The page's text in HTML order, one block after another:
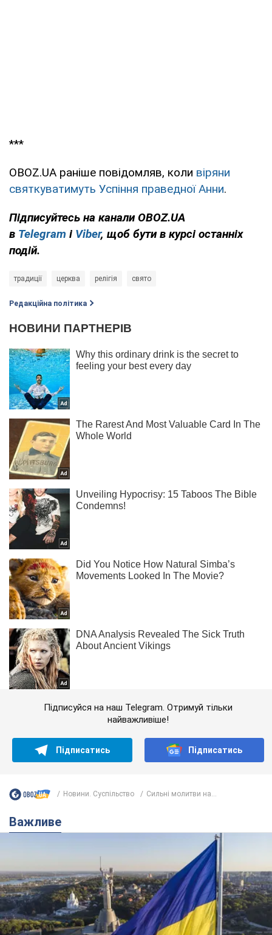
***
OBOZ.UA раніше повідомляв, коли віряни
святкуватимуть Успіння праведної Анни.
Підписуйтесь на канали OBOZ.UA
в Telegram і Viber, щоб бути в курсі останніх
подій.
традиції церква релігія свято
Редакційна політика
Підписуйся на наш Telegram. Отримуй тільки
найважливіше!
Підписатись Підписатись
Новини. Суспільство Сильні молитви на...
Важливе